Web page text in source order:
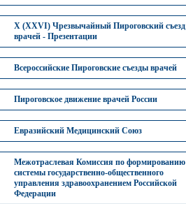
X (XXVI) Чрезвычайный Пироговский съезд
врачей - Презентации
Всероссийские Пироговские съезды врачей
Пироговское движение врачей России
Евразийский Медицинский Союз
Межотраслевая Комиссия по формированию
системы государственно-общественного
управления здравоохранением Российской
Федерации